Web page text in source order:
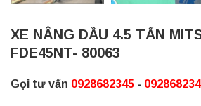
XE NÂNG DẦU 4.5 TẤN
FDE45NT- 80063
Gọi tư vấn 0928682345 -